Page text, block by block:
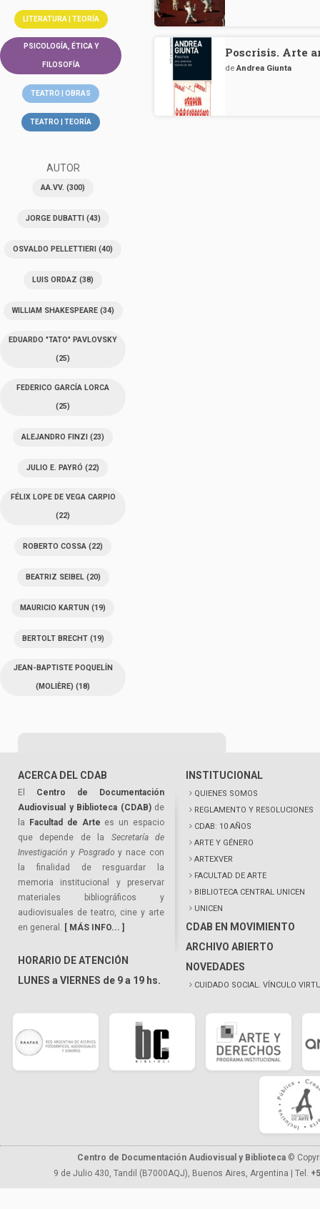
LITERATURA | TEORÍA
PSICOLOGÍA, ÉTICA Y
FILOSOFÍA
TEATRO | OBRAS
TEATRO | TEORÍA
AUTOR
AA.VV. (300)
JORGE DUBATTI(43)
OSVALDO PELLETTIERI (40)
LUIS ORDAZ (38)
WILLIAM SHAKESPEARE(34)
EDUARDO "TATO" PAVLOVSKY
(25)
FEDERICO GARCÍA LORCA
(25)
ALEJANDRO FINZI (23)
JULIO E. PAYRÓ (22)
FÉLIX LOPE DE VEGA CARPIO
(22)
ROBERTO COSSA (22)
BEATRIZ SEIBEL(20)
MAURICIO KARTUN (19)
BERTOLT BRECHT(19)
JEAN-BAPTISTE POQUELÍN
(MOLIÈRE) (18)
Poscrisis. Arte
deAndrea Giunta
ACERCA DEL CDAB
El Centro de Documentación
Audiovisual y Biblioteca (CDAB)de
la
Facultad de Arte es un espacio
que depende de la Secretaría de
Investigación y Posgrado y nace con
la finalidad de resguardar la
memoria institucional y preservar
materiales bibliográficos y
audiovisuales de teatro, cine y arte
en general. [ MÁS INFO... ]
HORARIO DE ATENCIÓN
LUNES a VIERNES de 9 a 19 hs.
INSTITUCIONAL
QUIENES SOMOS
REGLAMENTO Y RESOLUCIONES
CDAB: 10 AÑOS
ARTE Y GÉNERO
ARTEXVER
FACULTAD DE ARTE
BIBLIOTECA CENTRAL UNICEN
UNICEN
CDAB EN MOVIMIENTO
ARCHIVO ABIERTO
NOVEDADES
CUIDADO SOCIAL. VÍNCULO
Centro de Documentación Audiovisual y Biblioteca ©
9 de Julio 430, Tandil (B7000AQJ), Buenos Aires, Argentina | Tel.